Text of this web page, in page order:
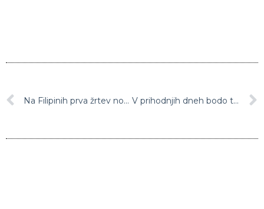
Na Filipinih prva žrtev novega koronavirusa zunaj Kitajske V prihodnjih dneh bodo temperature že povsem spomladanske